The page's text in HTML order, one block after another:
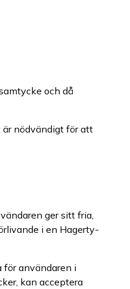
och då
är nödvändigt för att
ger sitt fria,
i en Hagerty-
för användaren i
kan acceptera